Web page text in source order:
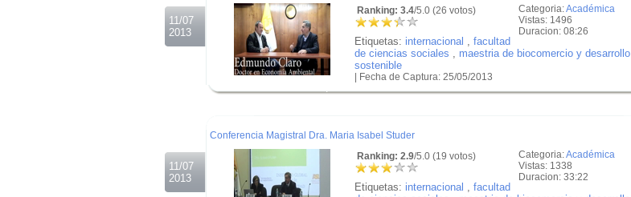
11/07
2013
Categoria:Académica
Vistas: 1496
Duracion: 08:26
Ranking: 3.4/5.0 (26 votos)
Etiquetas: internacional
facultad
de ciencias sociales
maestria de biocomercio y desarrollo
sostenible
| Fecha de Captura: 25/05/2013
11/07
2013
Conferencia Magistral Dra. Maria Isabel Studer
Categoria:Académica
Vistas: 1338
Duracion: 33:22
Ranking: 2.9/5.0 (19 votos)
Etiquetas: internacional
facultad